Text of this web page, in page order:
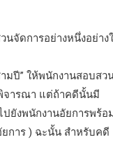
นจัดการอย่างหนึ่งอย่าง
มปี” ให้พนักงานสอบสว
จารณา แต่ถ้าคดีนั้นมี
ยังพนักงานอัยการพร้อ
ยการ ) ฉะนั้น สำหรับคดี